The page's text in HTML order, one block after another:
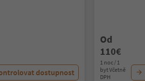
dostupnost
Od
110€
1 noc / 1
byt Včetně
DPH